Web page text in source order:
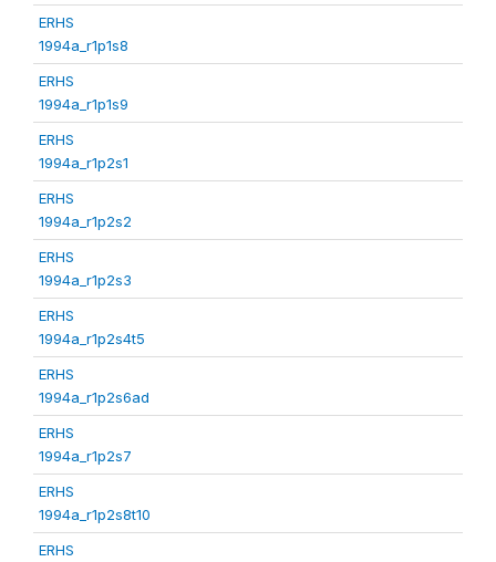
ERHS
1994a_r1p1s8
ERHS
1994a_r1p1s9
ERHS
1994a_r1p2s1
ERHS
1994a_r1p2s2
ERHS
1994a_r1p2s3
ERHS
1994a_r1p2s4t5
ERHS
1994a_r1p2s6ad
ERHS
1994a_r1p2s7
ERHS
1994a_r1p2s8t10
ERHS